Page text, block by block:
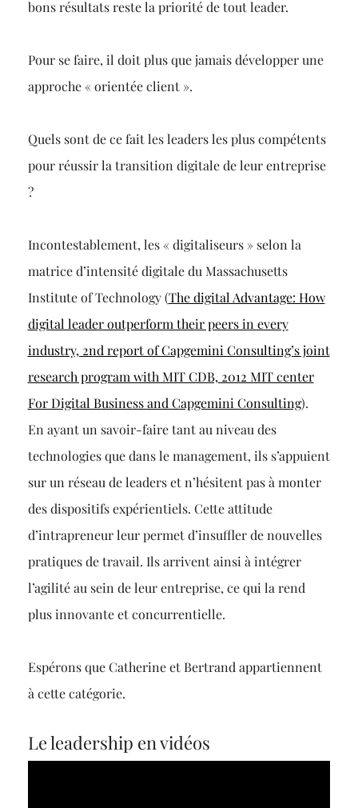
bons résultats reste la priorité de tout leader.
Pour se faire, il doit plus que jamais développer une
approche « orientée client ».
Quels sont de ce fait les leaders les plus compétents
pour réussir la transition digitale de leur entreprise
?
Incontestablement, les « digitaliseurs » selon la
matrice d’intensité digitale du Massachusetts
Institute of Technology (The digital Advantage: How
digital leader outperform their peers in every
industry, 2nd report of Capgemini Consulting’s joint
research program with MIT CDB, 2012 MIT center
For Digital Business and Capgemini Consulting).
En ayant un savoir-faire tant au niveau des
technologies que dans le management, ils s’appuient
sur un réseau de leaders et n’hésitent pas à monter
des dispositifs expérientiels. Cette attitude
d’intrapreneur leur permet d’insuffler de nouvelles
pratiques de travail. Ils arrivent ainsi à intégrer
l’agilité au sein de leur entreprise, ce qui la rend
plus innovante et concurrentielle.
Espérons que Catherine et Bertrand appartiennent
à cette catégorie.
Le leadership en vidéos